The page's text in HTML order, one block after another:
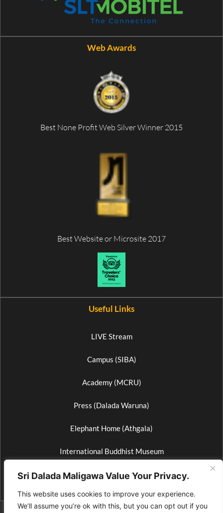
Sri Dalada Maligawa Value Your Privacy.
This website uses cookies to improve your experience.
We’ll assume you’re ok with this, but you can opt out if you
Web Awards
Best None Profit Web Silver Winner 2015
Best Website or Microsite 2017
Useful Links
LIVE Stream
Campus (SIBA)
Academy (MCRU)
Press (Dalada Waruna)
Elephant Home (Athgala)
International Buddhist Museum
Wax Museum
© 2026 All Rights Reserved by Media Bureau of Sri Dalada Maligawa. | For site suggestions